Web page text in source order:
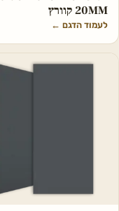
20MM קוורץ
לעמוד הדגם ←